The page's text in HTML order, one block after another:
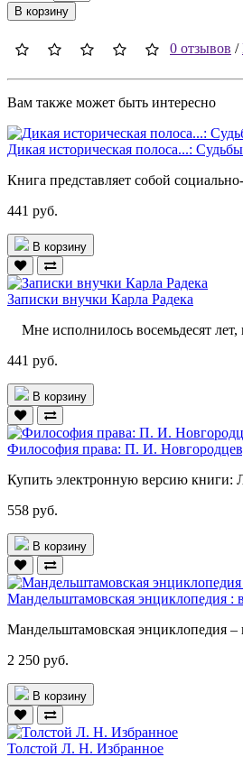
В корзину
0 отзывов /
Вам также может быть интересно
Дикая историческая полоса...:
Книга представляет собой
441 руб.
В корзину
Записки внучки Карла Радека
Мне исполнилось восемьдесят лет,
441 руб.
В корзину
Философия права: П. И.
Купить электронную версию книги:
558 руб.
В корзину
Мандельштамовская энциклопедия :
Мандельштамовская энциклопедия
2 250 руб.
В корзину
Толстой Л. Н. Избранное